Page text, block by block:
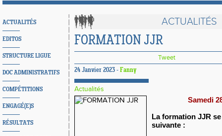
ACTUALITÉS
EDITOS
STRUCTURE LIGUE
DOC ADMINISTRATIFS
COMPÉTITIONS
ENGAGÉ(E)S
RÉSULTATS
ACTUALITÉS
FORMATION JJR
Tweet
24 Janvier 2023 - Fanny
Actualités
Samedi
La formation JJR
suivante :